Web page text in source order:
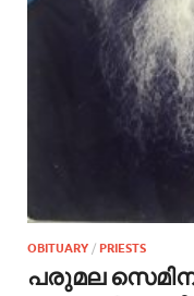
OBITUARY / PRIESTS
പരുമല